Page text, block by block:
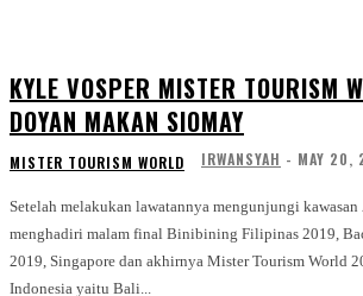
KYLE VOSPER MISTER TOURISM
DOYAN MAKAN SIOMAY
MISTER TOURISM WORLD IRWANSYAH - MAY 20,
Setelah melakukan lawatannya mengunjungi kawasan
menghadiri malam final Binibining Filipinas 2019,
2019, Singapore dan akhirnya Mister Tourism World
Indonesia yaitu Bali...